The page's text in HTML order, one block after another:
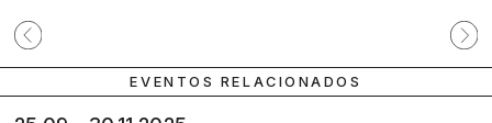
EVENTOS RELACIONADOS